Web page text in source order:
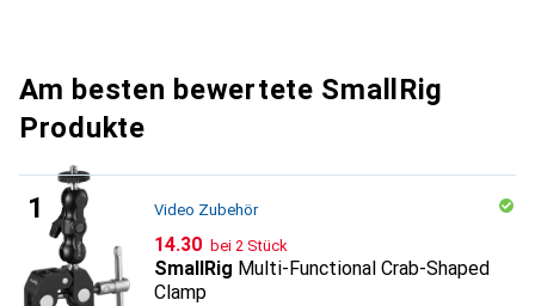
Am besten bewertete SmallRig
Produkte
Video Zubehör
CHF
14.30 bei 2 Stück
SmallRig Multi-Functional Crab-Shaped
Clamp